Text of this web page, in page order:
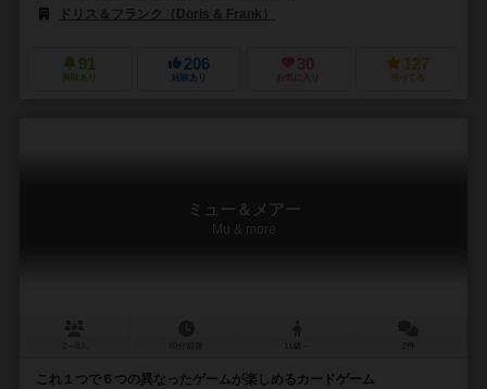
ドリス＆フランク（Doris & Frank）
91
興味あり
206
経験あり
30
お気に入り
127
持ってる
ミュー＆メアー
Mu & more
これ１つで６つの異なったゲームが楽しめるカードゲーム